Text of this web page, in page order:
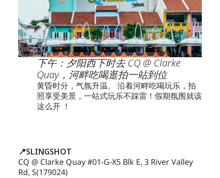
下午：夕阳西下时去 CQ @ Clarke
Quay，河畔吃喝逛拍一站到位
黄昏时分，气氛升温。 沿着河畔吃喝玩乐，拍
照享受美景，一站式玩乐不踩雷！假期氛围就该
这么开 ！
📍SLINGSHOT
CQ @ Clarke Quay #01-G-X5 Blk E, 3 River Valley
Rd, S(179024)